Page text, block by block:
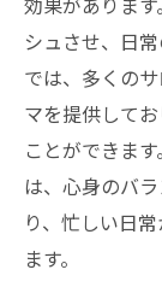
優雅
箕
大切
アロ
かさ
シュさせ、日
では、多くの
マを提供して
ことができま
は、心身のバ
り、忙しい日
ます。